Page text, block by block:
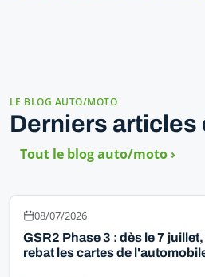
LE BLOG AUTO/MOTO
Derniers articles
Tout le blog auto/moto ›
08/07/2026
GSR2 Phase 3 : dès le 7
rebat les cartes de